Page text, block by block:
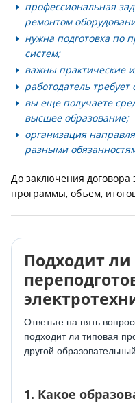
профессиональная
ремонтом
нужна подготовка по
систем;
важны практические
работодатель
вы еще получаете
высшее образование;
организация
разными
До заключения договора
программы, объем,
Подходит
Ответьте на пять
подходит ли типовая
другой
1. Какое